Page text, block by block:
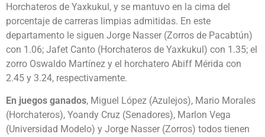
Horchateros de Yaxkukul, y se mantuvo en la cima del
porcentaje de carreras limpias admitidas. En este
departamento le siguen Jorge Nasser (Zorros de Pacabtún)
con 1.06; Jafet Canto (Horchateros de Yaxkukul) con 1.35; el
zorro Oswaldo Martínez y el horchatero Abiff Mérida con
2.45 y 3.24, respectivamente.
En juegos ganados, Miguel López (Azulejos), Mario Morales
(Horchateros), Yoandy Cruz (Senadores), Marlon Vega
(Universidad Modelo) y Jorge Nasser (Zorros) todos tienen